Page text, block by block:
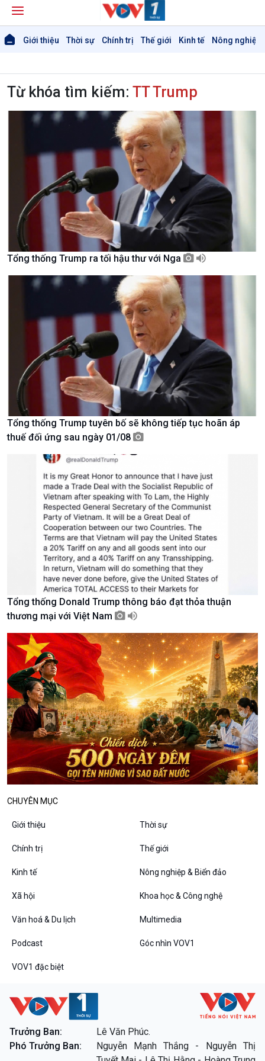
Giới thiệu Thời sự Chính trị Thế giới Kinh tế Nông nghiệp
Giới thiệu
Thời sự
Thời sự 6h
Thời sự 12h
Thời sự 18h
Thời sự 21h30
Bản tin
Chuyên mục
Theo dòng Thời sự
Tin Chính trị
Chính phủ với người dân
Quốc hội với cử tri
Xây dựng đảng
Đảng trong cuộc sống
Nhận diện sự thật
Pháp luật và đời sống
Thế giới
Tin thế giới
Vấn đề quốc tế
Hồ sơ sự kiện quốc tế
Thế giới & Việt Nam
Biên cương - Một dải vững
bền
Tin Kinh tế
Trước giờ mở cửa
Dòng chảy Kinh tế
Sức sống hàng Việt
Khởi nghiệp
Tuyên chiến với gian lận
thương mại
Tin Nông nghiệp & Biển
đảo
Mùa vàng
Biển đảo Việt Nam
Tâm tình biên giới và hải
đảo
Tìm hiểu biển, đảo Việt
Nam
Xã hội
Tin Đời sống & Xã hội
360 độ Sức khỏe
Chuyển đổi Xanh
Tài nguyên và Môi trường
Chuyên gia của bạn
Xã hội chuyển động
Bước chân đến trường
Khoa học & Công nghệ
Tin Khoa học & Công nghệ
Kết nối công nghệ
Sống chung với biến đổi
khí hậu
Văn hoá & Du lịch
Tin Văn hoá & Du lịch
Câu chuyện Thể thao
Multimedia
Infographic
E-Magazine
Podcast
Góc nhìn VOV1
Bình luận
Câu chuyện thời sự
VOV1 đặc biệt
Từ khóa tìm kiếm: TT Trump
Tổng thống Trump ra tối hậu thư với Nga
Tổng thống Trump tuyên bố sẽ không tiếp tục hoãn áp
thuế đối ứng sau ngày 01/08
Tổng thống Donald Trump thông báo đạt thỏa thuận
thương mại với Việt Nam
CHUYÊN MỤC
Giới thiệu Thời sự
Chính trị Thế giới
Kinh tế Nông nghiệp & Biển đảo
Xã hội Khoa học & Công nghệ
Văn hoá & Du lịch Multimedia
Podcast Góc nhìn VOV1
VOV1 đặc biệt
Trưởng Ban:
Lê Văn Phúc.
Phó Trưởng Ban:
Nguyễn Mạnh Thắng - Nguyễn Thị